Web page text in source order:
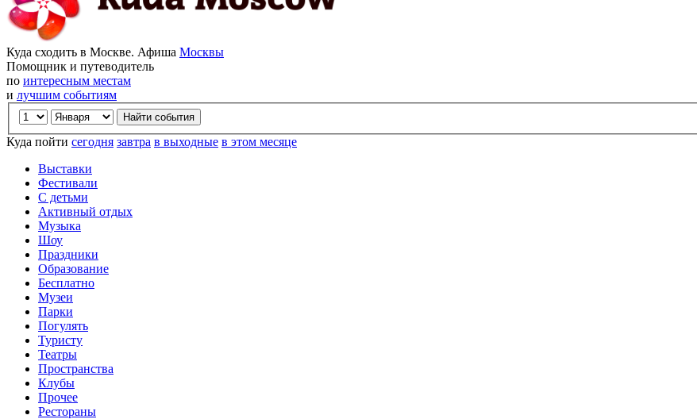
Куда сходить в Москве. Афиша Москвы
Помощник и путеводитель
по интересным местам
и лучшим событиям
Куда пойти сегодня завтра в выходные в этом месяце
Выставки
Фестивали
С детьми
Активный отдых
Музыка
Шоу
Праздники
Образование
Бесплатно
Музеи
Парки
Погулять
Туристу
Театры
Пространства
Клубы
Прочее
Рестораны